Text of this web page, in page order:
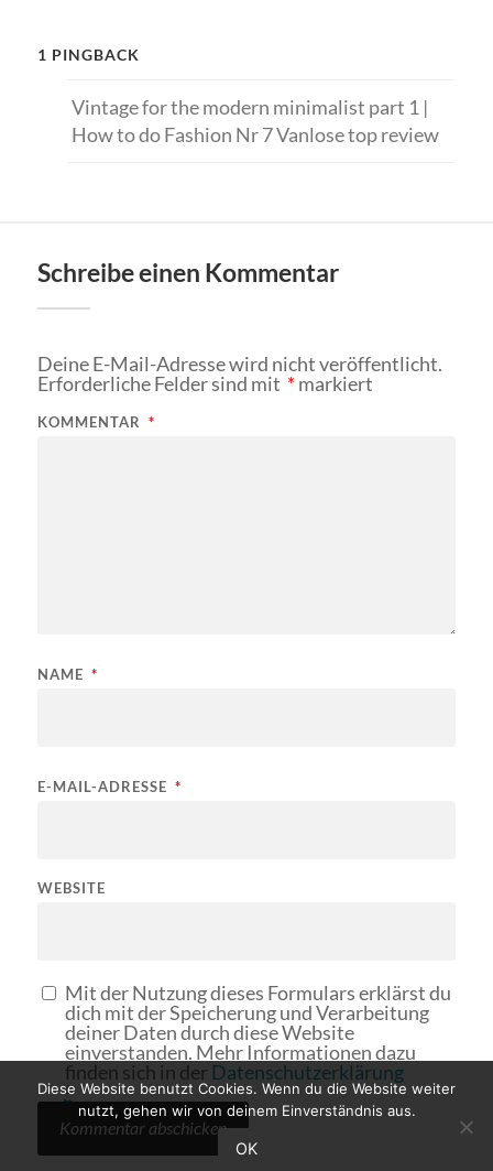
1 PINGBACK
Vintage for the modern minimalist part 1 |
How to do Fashion Nr 7 Vanlose top review
Schreibe einen Kommentar
Deine E-Mail-Adresse wird nicht veröffentlicht.
Erforderliche Felder sind mit *markiert
KOMMENTAR *
NAME *
E-MAIL-ADRESSE *
WEBSITE
Mit der Nutzung dieses Formulars erklärst du
dich mit der Speicherung und Verarbeitung
deiner Daten durch diese Website
einverstanden. Mehr Informationen dazu
finden sich in der Datenschutzerklärung
*
Diese Website benutzt Cookies. Wenn du die Website weiter
nutzt, gehen wir von deinem Einverständnis aus.
OK